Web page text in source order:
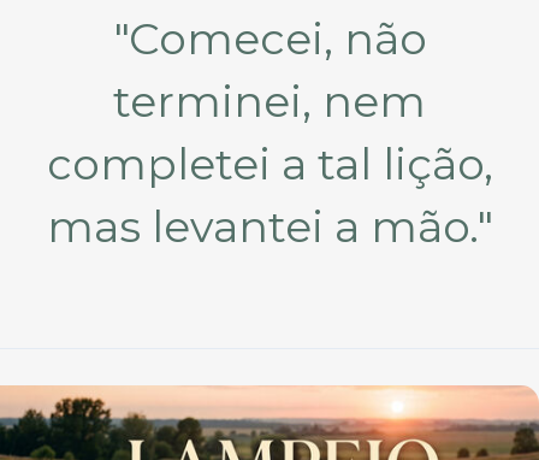
"Comecei, não
terminei, nem
completei a tal lição,
mas levantei a mão."